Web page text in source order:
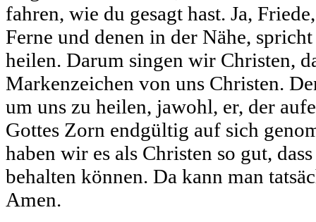
fahren, wie du gesagt hast. Ja,
Ferne und denen in der Nähe,
heilen. Darum singen wir Christen,
Markenzeichen von uns Christen.
um uns zu heilen, jawohl, er, der
Gottes Zorn endgültig auf sich
haben wir es als Christen so gut,
behalten können. Da kann man
Amen.